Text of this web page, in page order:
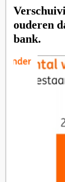
ouderen
bank.